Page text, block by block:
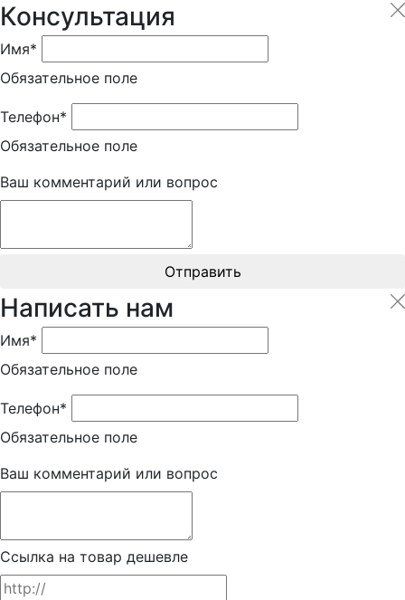
Консультация
Имя*
Обязательное поле
Телефон*
Обязательное поле
Ваш комментарий или вопрос
Отправить
Написать нам
Имя*
Обязательное поле
Телефон*
Обязательное поле
Ваш комментарий или вопрос
Ссылка на товар дешевле